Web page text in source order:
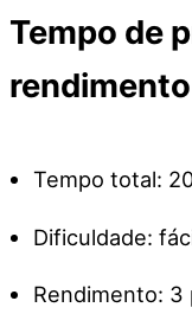
Tempo de
rendimento
Tempo total:
Dificuldade:
Rendimento: 3